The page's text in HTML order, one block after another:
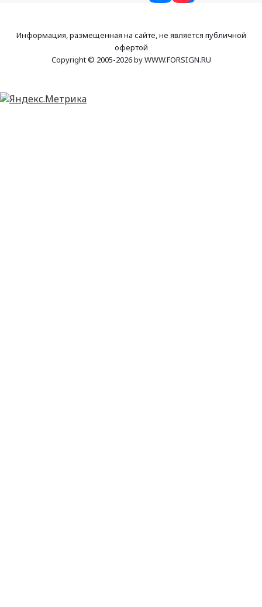
Информация, размещенная на сайте, не является публичной
офертой
Copyright © 2005-2026 by WWW.FORSIGN.RU